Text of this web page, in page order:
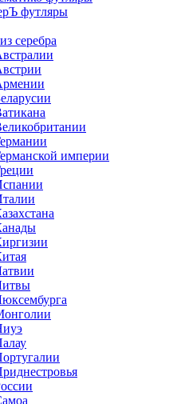
футляры
серебра
империи